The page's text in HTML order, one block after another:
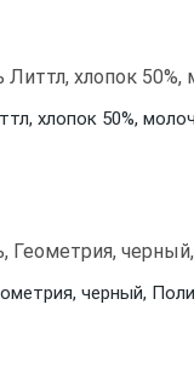
хлопок 50%,
черный,